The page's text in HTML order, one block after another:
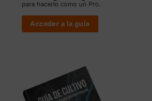
para hacerlo como un Pro.
Acceder a la guía